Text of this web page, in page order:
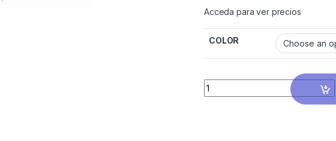
Acceda para ver precios
COLOR
Quantity